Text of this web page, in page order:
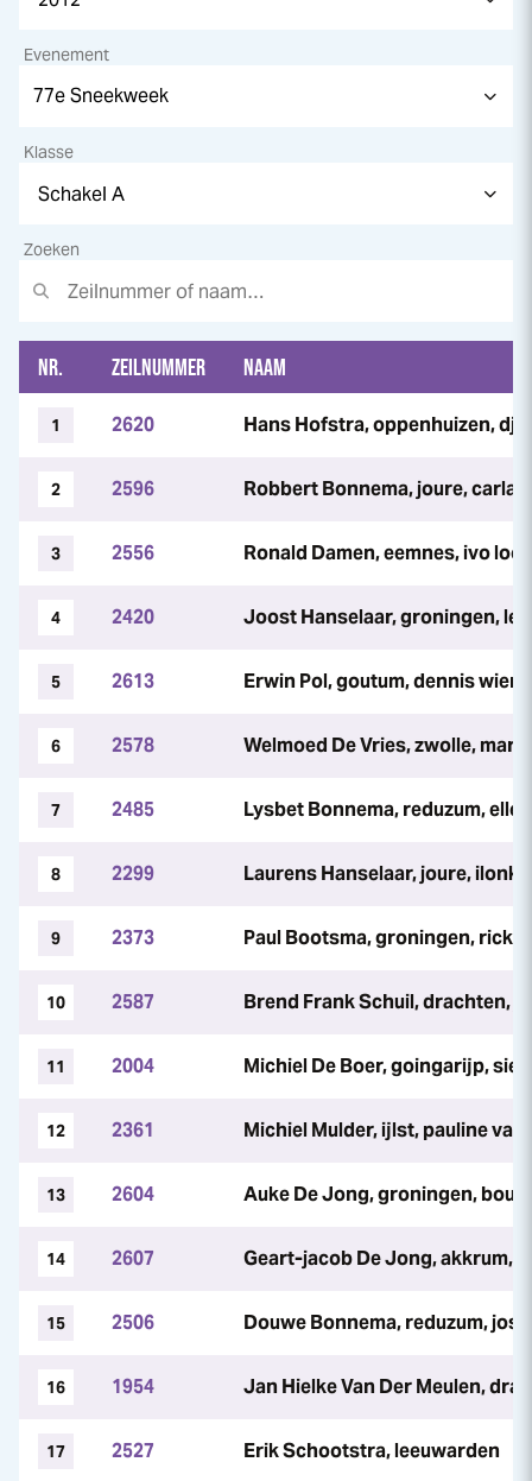
Evenement
Klasse
Zoeken
NR. ZEILNUMMER NAAM
1 2620 Hans Hofstra, oppenhuizen,
2 2596 Robbert Bonnema, joure, carla
3 2556 Ronald Damen, eemnes, ivo
4 2420 Joost Hanselaar, groningen,
5 2613 Erwin Pol, goutum, dennis
6 2578 Welmoed De Vries, zwolle,
7 2485 Lysbet Bonnema, reduzum,
8 2299 Laurens Hanselaar, joure,
9 2373 Paul Bootsma, groningen, rick
10 2587 Brend Frank Schuil, drachten,
11 2004 Michiel De Boer, goingarijp,
12 2361 Michiel Mulder, ijlst, pauline van
13 2604 Auke De Jong, groningen,
14 2607 Geart-jacob De Jong, akkrum,
15 2506 Douwe Bonnema, reduzum,
16 1954 Jan Hielke Van Der Meulen,
17 2527 Erik Schootstra, leeuwarden